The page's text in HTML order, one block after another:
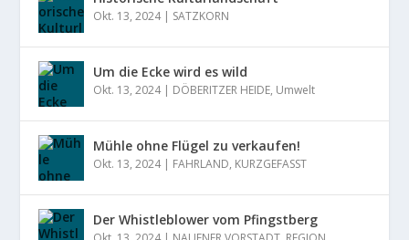
Okt. 13, 2024| SATZKORN
Um die Ecke wird es wild
Okt. 13, 2024| DÖBERITZER HEIDE, Umwelt
Mühle ohne Flügel zu verkaufen!
Okt. 13, 2024| FAHRLAND, KURZGEFASST
Der Whistleblower vom Pfingstberg